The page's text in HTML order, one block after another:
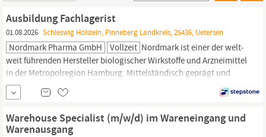
Ausbildung Fachlagerist
01.08.2026 Schleswig Holstein, Pinneberg Landkreis, 25436, Uetersen
Nordmark Pharma GmbH Vollzeit Nordmark ist einer der welt­
weit führenden Hersteller bio­logischer Wirkstoffe und Arznei­mittel
in der Metropol­region Hamburg. Mittel­ständisch geprägt und
inhaber­geführt bieten wir unseren anspruchs­vollen Kunden hoch­
wertige Produkte und Dienst­leistungen von der Durch­führung
klinischer Studien über die Entwick­lung und Formu­lierung von
Arznei...
Warehouse Specialist (m/w/d) im Wareneingang und
Warenausgang